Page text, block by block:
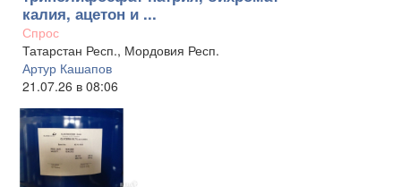
калия, ацетон и ...
Спрос
Татарстан Респ., Мордовия Респ.
Артур Кашапов
21.07.26 в 08:06